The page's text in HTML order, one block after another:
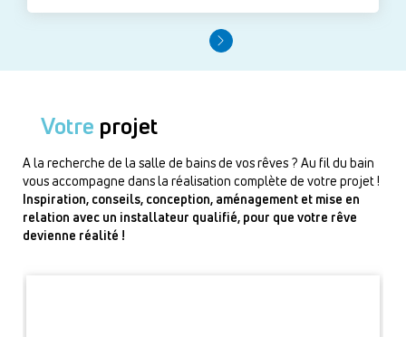
Votre projet
A la recherche de la salle de bains de vos rêves ? Au fil du bain
vous accompagne dans la réalisation complète de votre projet !
Inspiration, conseils, conception, aménagement et mise en
relation avec un installateur qualifié, pour que votre rêve
devienne réalité !